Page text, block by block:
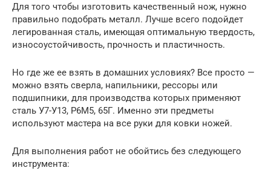
Для того чтобы изготовить качественный нож, нужно
правильно подобрать металл. Лучше всего подойдет
легированная сталь, имеющая оптимальную твердость,
износоустойчивость, прочность и пластичность.
Но где же ее взять в домашних условиях? Все просто —
можно взять сверла, напильники, рессоры или
подшипники, для производства которых применяют
сталь У7-У13, Р6М5, 65Г. Именно эти предметы
используют мастера на все руки для ковки ножей.
Для выполнения работ не обойтись без следующего
инструмента: